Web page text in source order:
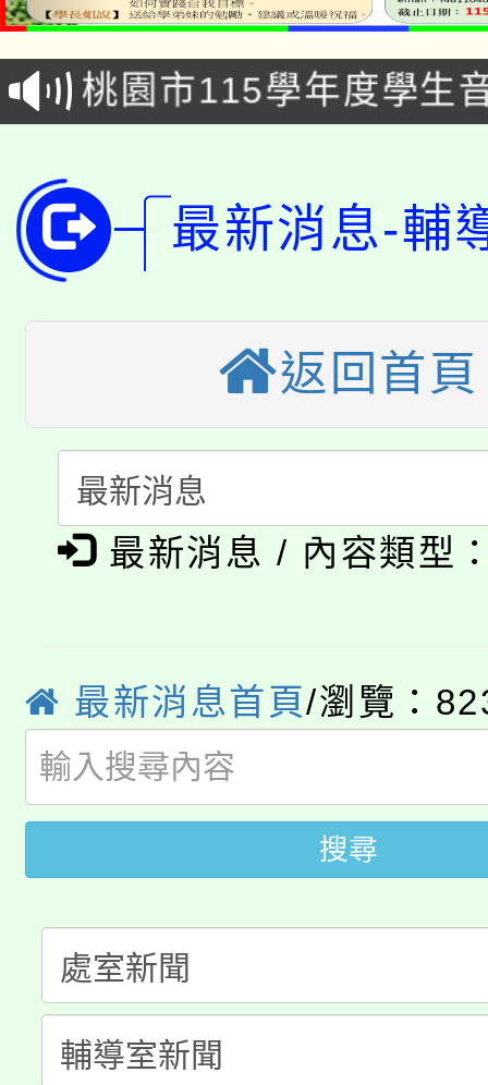
代理(課)教師甄選結果(
「2026金融保險知識
車」活動
桃園市115學年度學生
生本土語及新住民語歌
公告本校115學年度第
代理(課)教師甄選結果(
公告本校115學年度第
代理(課)教師甄選結果(
轉知中國文化大學推廣
程，歡迎學生輔導中心
心理、諮商輔導、社會
系所師生報名參加。
縣市「校園短影音徵
踴躍報名參加。
桃園市115學年度學生
「桃園市補助參觀特色
展演活動實施計畫」
115年度「教育部表揚
義教育推展貢獻獎」
公告本校115學年度第
代理(課)教師甄選結果(
「2026金融保險知識
生本土語及新住民語歌
公告本校115學年度第
代理(課)教師甄選結果(
公告本校115學年度第
代理(課)教師甄選結果
轉知中國文化大學推廣
《TA101》溝通分析基
心理、諮商輔導、社會
系所師生報名參加。
轉知苗栗縣政府辦理
門員」簡章及活動海報
踴躍報名參加。
要點
「桃園市補助參觀特色
展演活動實施計畫」
115年度「教育部表揚
義教育推展貢獻獎」
最新消息-輔
返回首頁
最新消息 / 內容類型
最新消息首頁/瀏覽：
搜尋